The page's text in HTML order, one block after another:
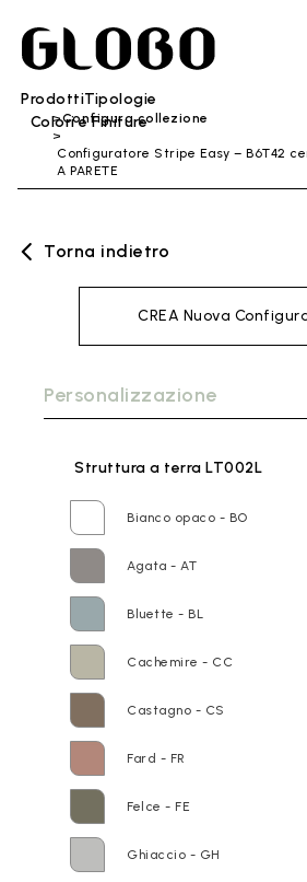
ProdottiTipologie
Colori e Finiture
Configura collezione
Configuratore Stripe Easy – B6T42
A PARETE
Torna indietro
CREA Nuova
Personalizzazione
Struttura a terra LT002L
Bianco opaco - BO
Agata - AT
Bluette - BL
Cachemire - CC
Castagno - CS
Fard - FR
Felce - FE
Ghiaccio - GH